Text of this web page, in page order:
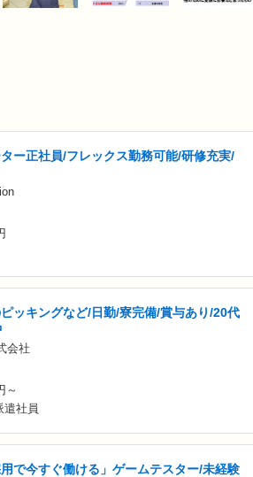
ー正社員/フレックス勤務可能/研修充実/
ッキングなど/日勤/寮完備/賞与あり/20代
会社
～
遣社員
用で今すぐ働ける」ゲームテスター/未経験